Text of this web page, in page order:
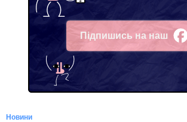
Підпишись на наш
Facebook
Новини